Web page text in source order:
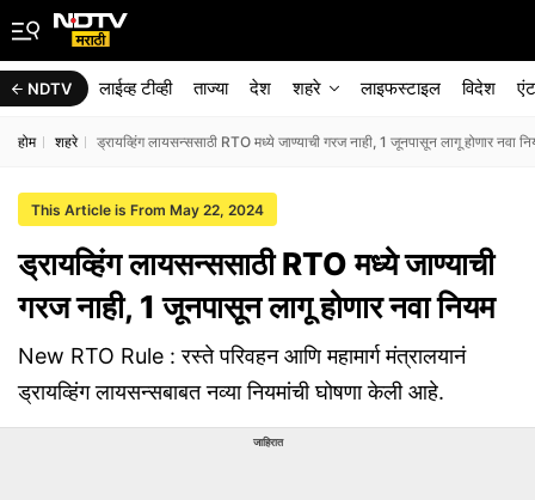
NDTV लाईव्ह टीव्ही ताज्या देश शहरे लाइफस्टाइल विदेश
होम शहरे ड्रायव्हिंग लायसन्ससाठी RTO मध्ये जाण्याची गरज नाही, 1 जूनपासून लागू होणार नवा
This Article is From May 22, 2024
ड्रायव्हिंग लायसन्ससाठी RTO मध्ये जाण्याची
गरज नाही, 1 जूनपासून लागू होणार नवा नियम
New RTO Rule : रस्ते परिवहन आणि महामार्ग मंत्रालयानं
ड्रायव्हिंग लायसन्सबाबत नव्या नियमांची घोषणा केली आहे.
जाहिरात